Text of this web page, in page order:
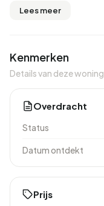
Lees meer
Kenmerken
Details van deze woning
Overdracht
Status
Datum ontdekt
Prijs